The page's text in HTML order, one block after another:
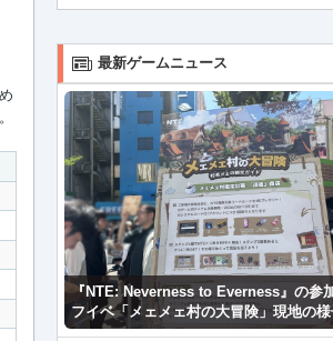
最新ゲームニュース
『NTE: Neverness to Everness』の参
フイベ「メェメェ村の大冒険」現地の
ポ！ミニゲームやコスプレイヤー撮影